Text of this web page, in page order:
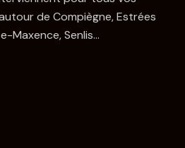
de Compiègne, Estrées
Maxence, Senlis…